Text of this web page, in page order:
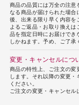
商品の品質には万全の注
なる商品が届けられた場
後、出来る限り早く内容
よるご返品・お取り換え
品を指定日時にお届けで
しかねます。予め、ご了承
変更・キャンセルにつ
商品の特性上、ご注文の変
します。それ以降の変更
ください。
ご注文の変更・キャンセル